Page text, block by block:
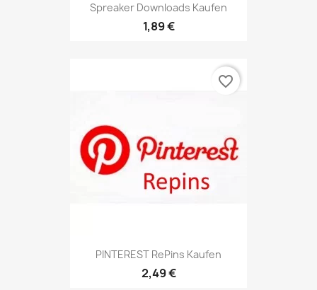
Spreaker Downloads Kaufen
1,89 €
PINTEREST RePins Kaufen
2,49 €
favorite_border